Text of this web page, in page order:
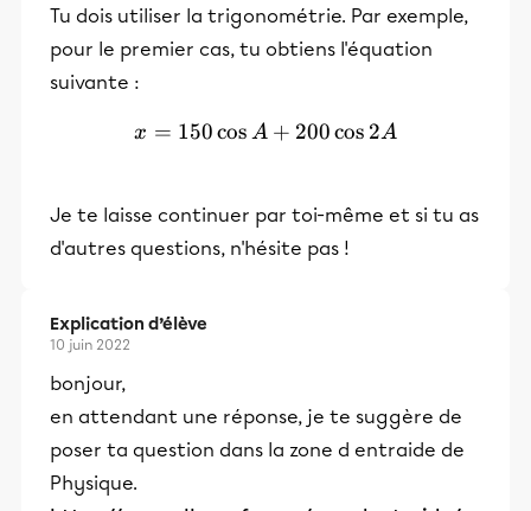
éducative.
Tu dois utiliser la trigonométrie. Par exemple,
pour le premier cas, tu obtiens l'équation
suivante :
x=150\cos A+200\cos 2A
x = 150cos A + 200cos 2A
Je te laisse continuer par toi-même et si tu as
d'autres questions, n'hésite pas !
Explication d’élève
10 juin 2022
bonjour,
en attendant une réponse, je te suggère de
poser ta question dans la zone d entraide de
Physique.